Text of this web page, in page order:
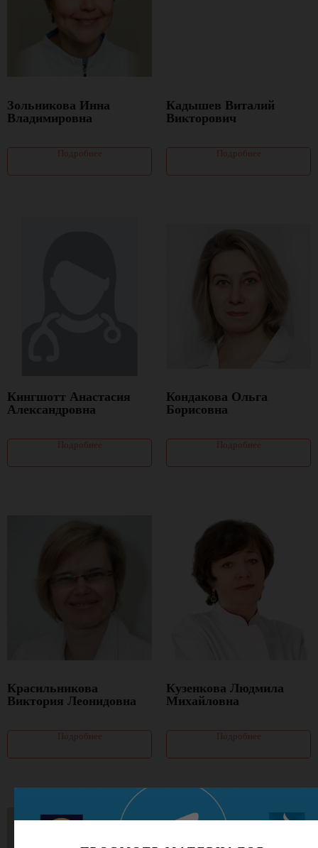
Зольникова Инна
Владимировна
Подробнее
Кадышев Виталий
Викторович
Подробнее
Кингшотт Анастасия
Александровна
Подробнее
Кондакова Ольга
Борисовна
Подробнее
Красильникова
Виктория Леонидовна
Подробнее
Кузенкова Людмила
Михайловна
Подробнее